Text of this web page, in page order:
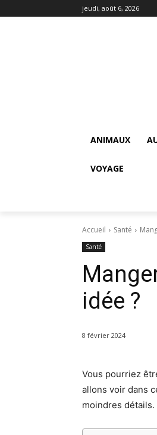
jeudi, août 6, 2026
ANIMAUX
VOYAGE
Accueil Santé
Santé
idée ?
8 février 2024
Vous pourriez
allons voir dans
moindres détails.